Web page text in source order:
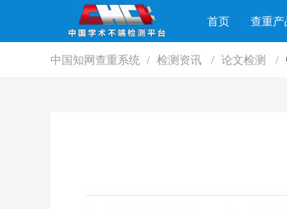
首页 查重产
中国知网查重系统 / 检测资讯 / 论文检测 /